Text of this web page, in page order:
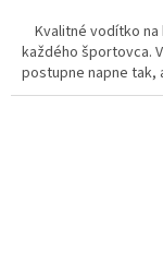
Kvalitné vodítko na
každého športovca.
postupne napne tak,